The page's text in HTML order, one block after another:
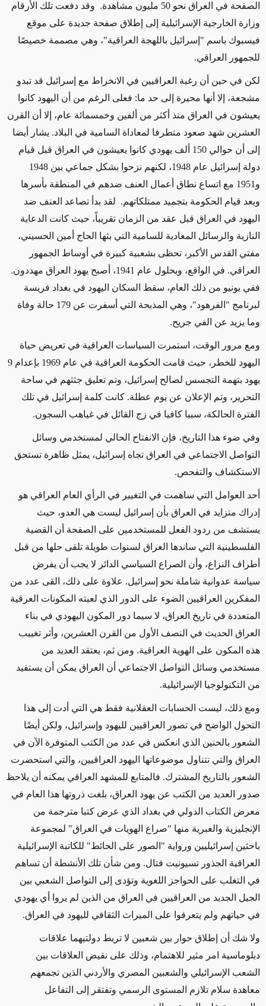
الصفحة في العراق نحو 50 مليون مشاهدة. وقد دفعت تلك الأرقام
وزارة الخارجية الإسرائيلية إلى إطلاق صفحة جديدة على موقع
فيسبوك باسم "إسرائيل باللهجة العراقية"، وهي مصممة خصيصًا
للجمهور العراقي.
لكن في حين أن رغبة العراقيين في الانخراط مع إسرائيل قد تبدو
مشجعة، إلا أنها محيرة إلى حد ما: فعلى الرغم من أن اليهود كانوا
يعيشون في العراق منذ أكثر من ألفين وخمسمائة عام، إلا أن القرن
العشرين شهد صعود متطرفا لمعاداة السامية في البلاد. يشار أيضا
إلى أن حوالي 150 ألف يهودي كانوا يعيشون في العراق قبل قيام
دولة إسرائيل عام 1948، لكنهم نزحوا بشكل جماعي بين 1948
و1951 مع اتساع نطاق أعمال العنف ضدهم في المنطقة بأسرها
وبعد قيام الحكومة بتجميد ممتلكاتهم. لقد بدأ تصاعد العنف ضد
اليهود في العراق قبل عقد من الزمان تقريباً، حيث كانت الدعاية
النازية والرسائل المعادية للسامية التي بثها الحاج أمين الحسيني،
مفتي القدس الأكبر، تحظى بشعبية كبيرة في أوساط الجمهور
العراقي. في الواقع، وبحلول عام 1941، أصبح يهود العراق مهددون.
ففي يونيو من ذلك العام، سقط السكان اليهود في بغداد فريسة
لبرنامج "الفرهود"، وهي المذبحة التي أسفرت عن 179 حالة وفاة
وما يزيد عن الفي جريح.
ومع مرور الوقت، استمرت السياسات العراقية في تعريض حياة
اليهود للخطر، حيث قامت الحكومة العراقية في عام 1969 بإعدام 9
يهود بتهمة التجسس لصالح إسرائيل، وتم تعليق جثثهم في ساحة
التحرير، وتم الإعلان عن يوم عطلة. كانت كلمة إسرائيل في تلك
الفترة الحالكة، سببا كافيا في زج القائل في غياهب السجون.
وفي ضوء هذا التاريخ، فإن الانفتاح الحالي لمستخدمي وسائل
التواصل الاجتماعي في العراق تجاه إسرائيل، يمثل ظاهرة تستحق
الاستكشاف والتفحص.
أحد العوامل التي ساهمت في التغيير في الرأي العام العراقي هو
إدراك متزايد في العراق بأن إسرائيل ليست هي العدو، حيث
يستشف من ردود الفعل للمستخدمين على الصفحة أن القضية
الفلسطينية التي ساندها العراق لسنوات طويلة تلقى حلها من قبل
أطراف النزاع، وأن الصراع السياسي الدائر لا يجب أن يفرض
سياسة عدوانية شاملة نحو إسرائيل. علاوة على ذلك، القى عدد من
المفكرين العراقيين الضوء على الدور الذي لعبته المكونات العرقية
المتعددة في تاريخ العراق، لا سيما دور المكون اليهودي في بناء
العراق الحديث في النصف الأول من القرن العشرين، وأثر تغييب
هذه المكون على الهوية العراقية. ومن ثم، يعتقد العديد من
مستخدمي وسائل التواصل الاجتماعي أن العراق يمكن أن يستفيد
من التكنولوجيا الإسرائيلية.
ومع ذلك، ليست الحسابات العقلانية فقط هي التي أدت إلى هذا
التحول الواضح في تصور العراقيين لليهود وإسرائيل، ولكن أيضًا
الشعور بالحنين الذي انعكس في عدد من الكتب المتوفرة الآن في
العراق والتي تتناول موضوعاتها اليهود العراقيين، والتي استحضرت
الشعور بالتاريخ المشترك. فالمتابع للمشهد العراقي يمكنه أن يلاحظ
صدور العديد من الكتب عن يهود العراق، بلغت ذروتها هذا العام في
معرض الكتاب الدولي في بغداد الذي عرض كتبا مترجمة من
الإنجليزية والعبرية منها "صراع الهويات في العراق" لمجموعة
باحثين إسرائيليين ورواية "الصور على الحائط" للكاتبة الإسرائيلية
العراقية الجذور تسيونيت فتال. ومن شأن تلك الأنشطة أن تساهم
في التغلب على الحواجز اللغوية وتؤدى إلى التواصل الشعبي بين
الجيل الجديد من العراقيين في العراق من الذين لم يروا أي يهودي
في حياتهم ولم يتعرفوا على الميراث الثقافي لليهود في العراق.
ولا شك أن إطلاق حوار بين شعبين لا تربط دولتيهما علاقات
دبلوماسية امر مثير للاهتمام، وذلك على نقيض العلاقات بين
الشعب الإسرائيلي والشعبين المصري والأردني الذين تجمعهم
معاهدة سلام تلازم المستوى الرسمي وتفتقر إلى التفاعل